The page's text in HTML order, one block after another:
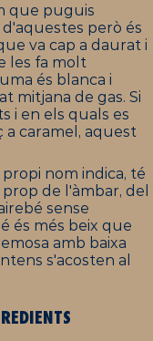
que puguis
però és
va cap a daurat i
les fa molt
és blanca i
mitjana de gas. Si
i en els quals es
a caramel, aquest
propi nom indica, té
de l'àmbar, del
sense
és més beix que
amb baixa
s'acosten al